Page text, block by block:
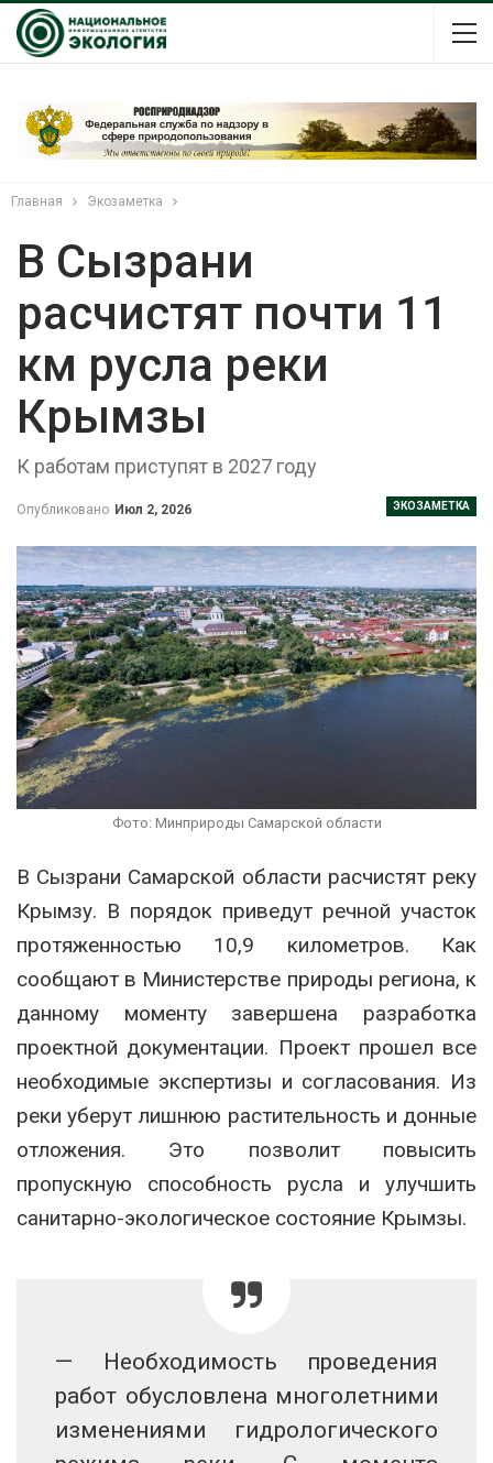
Главная Экозаметка
В Сызрани
расчистят почти 11
км русла реки
Крымзы
К работам приступят в 2027 году
ЭКОЗАМЕТКА
Опубликовано Июл 2, 2026
Фото: Минприроды Самарской области
В Сызрани Самарской области расчистят реку
Крымзу. В порядок приведут речной участок
протяженностью 10,9 километров. Как
сообщают в Министерстве природы региона, к
данному моменту завершена разработка
проектной документации. Проект прошел все
необходимые экспертизы и согласования. Из
реки уберут лишнюю растительность и донные
отложения. Это позволит повысить
пропускную способность русла и улучшить
санитарно-экологическое состояние Крымзы.
— Необходимость проведения
работ обусловлена многолетними
изменениями гидрологического